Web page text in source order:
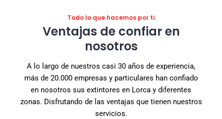
Todo lo que hacemos por ti
Ventajas de confiar en
nosotros
A lo largo de nuestros casi 30 años de experiencia,
más de 20.000 empresas y particulares han confiado
en nosotros sus extintores en Lorca y diferentes
zonas. Disfrutando de las ventajas que tienen nuestros
servicios.